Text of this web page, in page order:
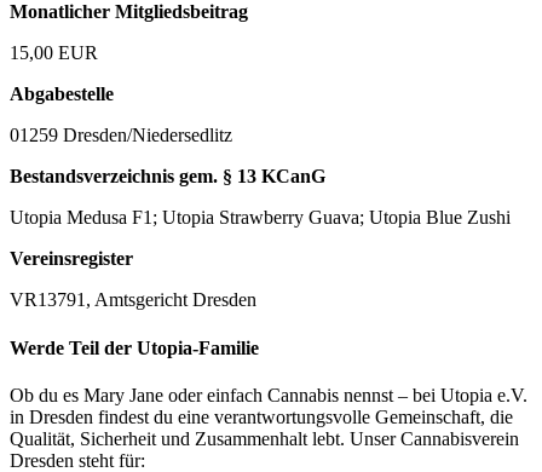
Monatlicher Mitgliedsbeitrag
15,00 EUR
Abgabestelle
01259 Dresden/Niedersedlitz
Bestandsverzeichnis gem. § 13 KCanG
Utopia Medusa F1; Utopia Strawberry Guava; Utopia Blue Zushi
Vereinsregister
VR13791, Amtsgericht Dresden
Werde Teil der Utopia-Familie
Ob du es Mary Jane oder einfach Cannabis nennst – bei Utopia e.V.
in Dresden findest du eine verantwortungsvolle Gemeinschaft, die
Qualität, Sicherheit und Zusammenhalt lebt. Unser Cannabisverein
Dresden steht für: